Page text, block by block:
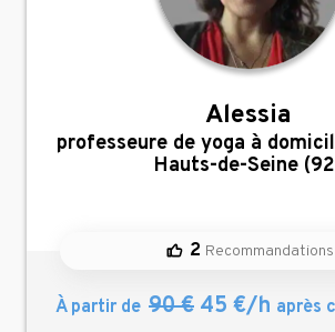
Alessia
,
professeure de yoga à
Hauts-de-Seine
2 Recommandations
À partir de 90 € 45 €/h après